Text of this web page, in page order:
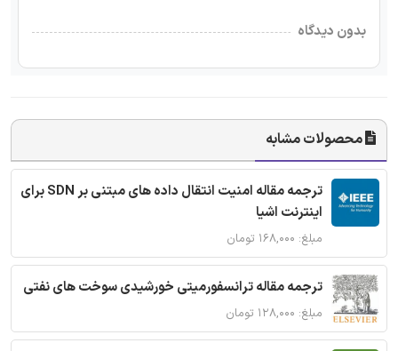
بدون دیدگاه
محصولات مشابه
ترجمه مقاله امنیت انتقال داده های مبتنی بر SDN برای
اینترنت اشیا
مبلغ: ۱۶۸,۰۰۰ تومان
ترجمه مقاله ترانسفورمیتی خورشیدی سوخت های نفتی
مبلغ: ۱۲۸,۰۰۰ تومان